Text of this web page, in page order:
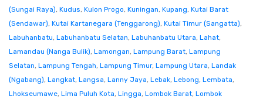
(Sungai Raya), Kudus, Kulon Progo, Kuningan, Kupang, Kutai Barat
(Sendawar), Kutai Kartanegara (Tenggarong), Kutai Timur (Sangatta),
Labuhanbatu, Labuhanbatu Selatan, Labuhanbatu Utara, Lahat,
Lamandau (Nanga Bulik), Lamongan, Lampung Barat, Lampung
Selatan, Lampung Tengah, Lampung Timur, Lampung Utara, Landak
(Ngabang), Langkat, Langsa, Lanny Jaya, Lebak, Lebong, Lembata,
Lhokseumawe, Lima Puluh Kota, Lingga, Lombok Barat, Lombok